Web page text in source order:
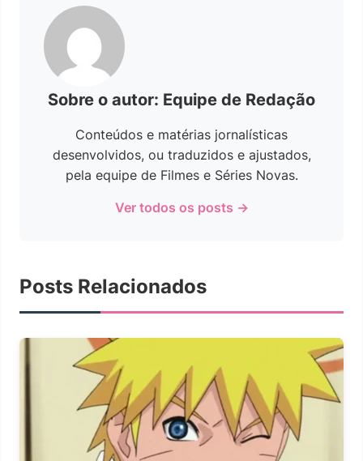
Sobre o autor: Equipe de Redação
Conteúdos e matérias jornalísticas
desenvolvidos, ou traduzidos e ajustados,
pela equipe de Filmes e Séries Novas.
Ver todos os posts →
Posts Relacionados